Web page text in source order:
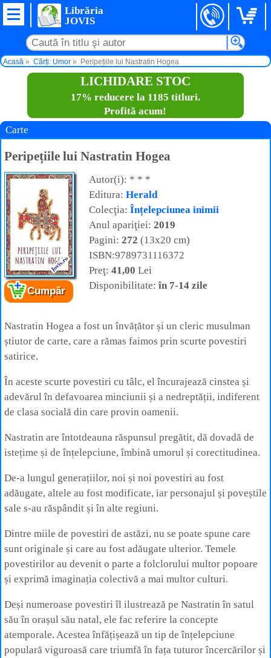
Librăria
JOVIS
Acasă Cărți: Umor Peripețiile lui Nastratin Hogea
LICHIDARE STOC
17% reducere la 1185 titluri.
Profită acum!
Carte
Peripețiile lui Nastratin Hogea
Cartea:
Cumpăr
Autor(i): * * *
Editura: Herald
Colecţia: Înțelepciunea inimii
Anul apariţiei: 2019
Pagini: 272 (13x20 cm)
ISBN:9789731116372
Preţ: 41,00 Lei
Disponibilitate:în 7-14 zile
Nastratin Hogea a fost un învățător și un cleric musulman
știutor de carte, care a rămas faimos prin scurte povestiri
satirice.
În aceste scurte povestiri cu tâlc, el încurajează cinstea și
adevărul în defavoarea minciunii și a nedreptății, indiferent
de clasa socială din care provin oamenii.
Nastratin are întotdeauna răspunsul pregătit, dă dovadă de
istețime și de înțelepciune, îmbină umorul și corectitudinea.
De-a lungul generațiilor, noi și noi povestiri au fost
adăugate, altele au fost modificate, iar personajul și poveștile
sale s-au răspândit și în alte regiuni.
Dintre miile de povestiri de astăzi, nu se poate spune care
sunt originale și care au fost adăugate ulterior. Temele
povestirilor au devenit o parte a folclorului multor popoare
și exprimă imaginația colectivă a mai multor culturi.
Deși numeroase povestiri îl ilustrează pe Nastratin în satul
său în orașul său natal, ele fac referire la concepte
atemporale. Acestea înfățișează un tip de înțelepciune
populară viguroasă care triumfă în fața tuturor încercărilor și